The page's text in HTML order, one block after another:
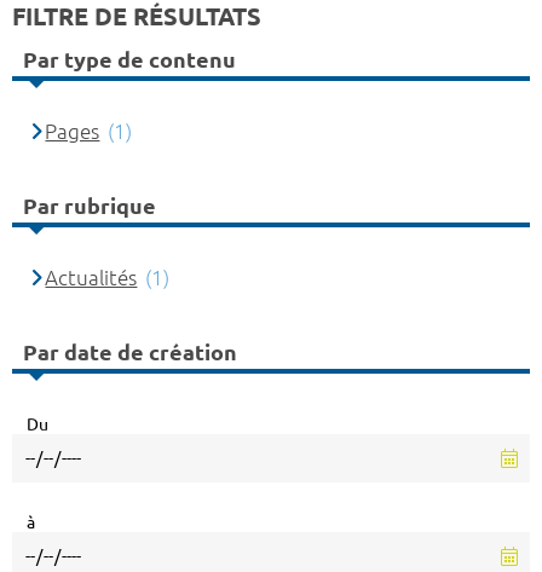
FILTRE DE RÉSULTATS
Par type de contenu
Pages (1)
Par rubrique
Actualités (1)
Par date de création
Du
à